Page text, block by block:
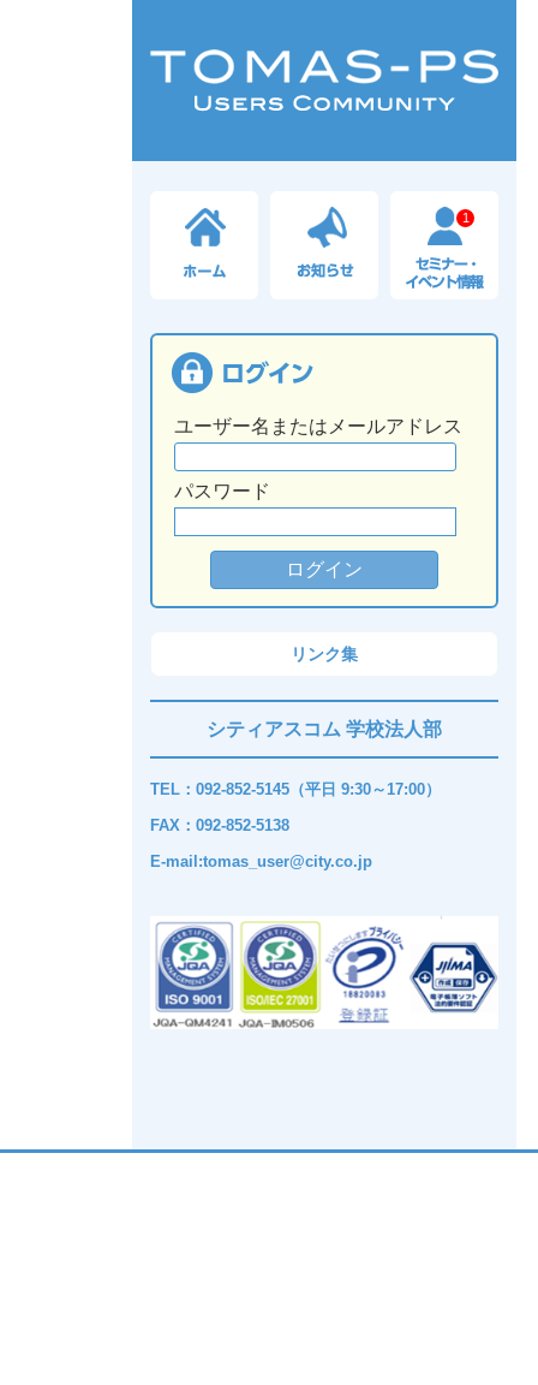
1
ユーザー名またはメールアドレス
パスワード
リンク集
シティアスコム 学校法人部
TEL：092-852-5145（平日 9:30～17:00）
FAX：092-852-5138
E-mail:tomas_user@city.co.jp